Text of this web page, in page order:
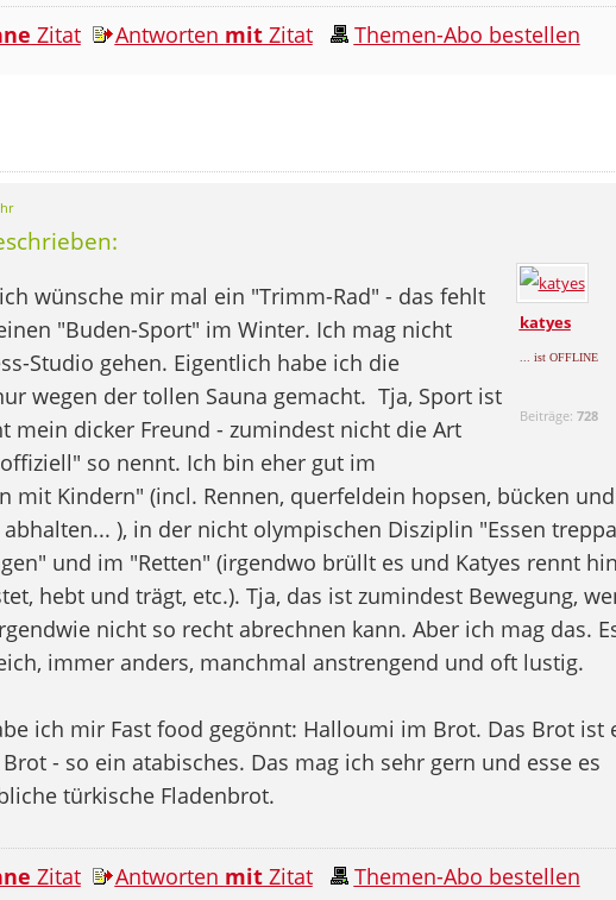
Zitat Antworten mitZitat Themen-Abo bestellen
katyes
... ist OFFLINE
Beiträge: 728
wünsche mir mal ein "Trimm-Rad" - das fehlt
"Buden-Sport" im Winter. Ich mag nicht
Studio gehen. Eigentlich habe ich die
wegen der tollen Sauna gemacht. Tja, Sport ist
mein dicker Freund - zumindest nicht die Art
so nennt. Ich bin eher gut im
mit Kindern" (incl. Rennen, querfeldein hopsen, bücken und
), in der nicht olympischen Disziplin "Essen
und im "Retten" (irgendwo brüllt es und Katyes rennt hin
hebt und trägt, etc.). Tja, das ist zumindest Bewegung,
nicht so recht abrechnen kann. Aber ich mag das.
immer anders, manchmal anstrengend und oft lustig.
ich mir Fast food gegönnt: Halloumi im Brot. Das Brot ist
- so ein atabisches. Das mag ich sehr gern und esse es
türkische Fladenbrot.
Zitat Antworten mitZitat Themen-Abo bestellen